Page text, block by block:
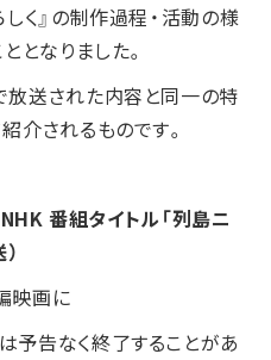
く』の制作過程・活動の様
となりました。
送された内容と同一の特
介されるものです。
NHK 番組タイトル「列島ニ
映画に
予告なく終了することがあ